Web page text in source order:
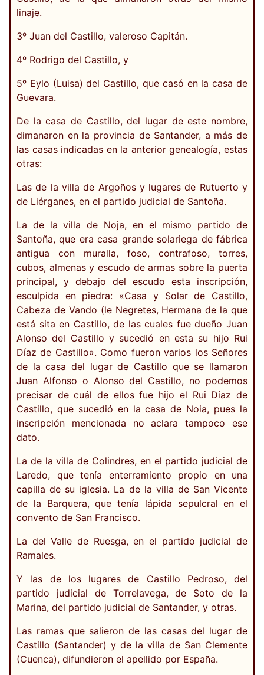
linaje.
3º Juan del Castillo, valeroso Capitán.
4º Rodrigo del Castillo, y
5º Eylo (Luisa) del Castillo, que casó en la casa de
Guevara.
De la casa de Castillo, del lugar de este nombre,
dimanaron en la provincia de Santander, a más de
las casas indicadas en la anterior genealogía, estas
otras:
Las de la villa de Argoños y lugares de Rutuerto y
de Liérganes, en el partido judicial de Santoña.
La de la villa de Noja, en el mismo partido de
Santoña, que era casa grande solariega de fábrica
antigua con muralla, foso, contrafoso, torres,
cubos, almenas y escudo de armas sobre la puerta
principal, y debajo del escudo esta inscripción,
esculpida en piedra: «Casa y Solar de Castillo,
Cabeza de Vando (le Negretes, Hermana de la que
está sita en Castillo, de las cuales fue dueño Juan
Alonso del Castillo y sucedió en esta su hijo Rui
Díaz de Castillo». Como fueron varios los Señores
de la casa del lugar de Castillo que se llamaron
Juan Alfonso o Alonso del Castillo, no podemos
precisar de cuál de ellos fue hijo el Rui Díaz de
Castillo, que sucedió en la casa de Noia, pues la
inscripción mencionada no aclara tampoco ese
dato.
La de la villa de Colindres, en el partido judicial de
Laredo, que tenía enterramiento propio en una
capilla de su iglesia. La de la villa de San Vicente
de la Barquera, que tenía lápida sepulcral en el
convento de San Francisco.
La del Valle de Ruesga, en el partido judicial de
Ramales.
Y las de los lugares de Castillo Pedroso, del
partido judicial de Torrelavega, de Soto de la
Marina, del partido judicial de Santander, y otras.
Las ramas que salieron de las casas del lugar de
Castillo (Santander) y de la villa de San Clemente
(Cuenca), difundieron el apellido por España.